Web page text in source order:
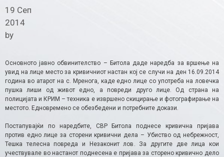
19 Сеп
2014
by
Основното јавно обвинителство – Битола даде наредба за вршење на
увид на лице место за кривичниот настан кој се случи на ден 16.09.2014
година во атарот на с. Мренога, каде едно лице со употреба на ловечка
пушка лиши од живот едно, а повреди друго лице. Од страна на
полицијата и КРИМ – техника е извршено скицирање и фотографирање на
местото. Едновремено се обезбедени и потребните докази.
Постапувајќи по наредбите, СВР Битола поднесе кривична пријава
против едно лице за сторени кривични дела – Убиство од небрежност,
Тешка телесна повреда и Незаконит лов. За другите две лица кои
учествувале во настанот поднесена е пријава за сторено кривично дело